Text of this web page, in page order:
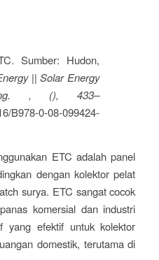
Sumber: Hudon,
|| Solar Energy
, (), 433–
B978-0-08-099424-
ETC adalah panel
dengan kolektor pelat
surya. ETC sangat cocok
komersial dan industri
yang efektif untuk kolektor
domestik, terutama di